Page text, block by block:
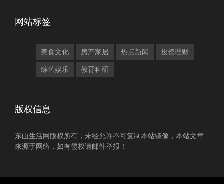
网站标签
美食文化 房产家居 热点新闻 投资理财
综艺娱乐 教育科研
版权信息
东山生活网版权所有，未经允许不可复制本站镜像，本站文章
来源于网络，如有侵权请邮件举报！